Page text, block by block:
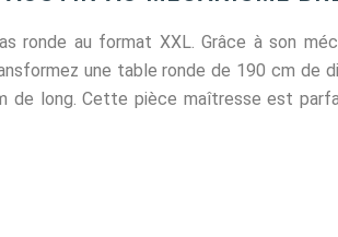
ronde au format XXL. Grâce à son
une table ronde de 190 cm de
de long. Cette pièce maîtresse est